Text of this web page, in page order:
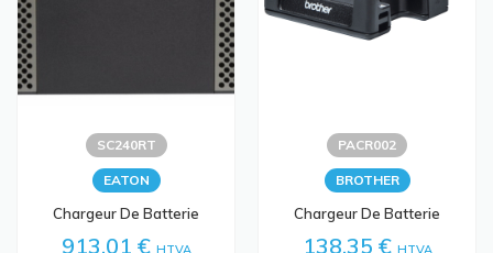
SC240RT
EATON
Chargeur De Batterie
913,01 € HTVA
PACR002
BROTHER
Chargeur De Batterie
138,35 € HTVA